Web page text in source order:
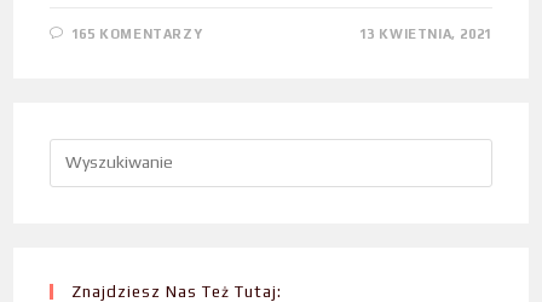
165 KOMENTARZY 13 KWIETNIA, 2021
Znajdziesz Nas Też Tutaj: